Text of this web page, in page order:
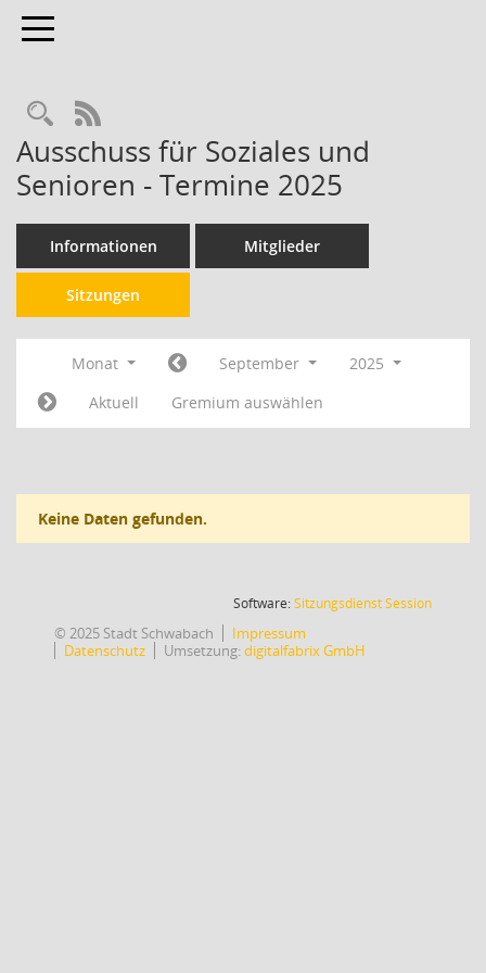
Toggle navigation
RSS-Feed
Ausschuss für Soziales und
Senioren - Termine 2025
Informationen Mitglieder
Sitzungen
Monat September
2025
Aktuell
Gremium auswählen
Keine Daten gefunden.
Software:SitzungsdienstSession(Wird in
© 2025 Stadt Schwabach
Impressum
Datenschutz
Umsetzung:digitalfabrix GmbH